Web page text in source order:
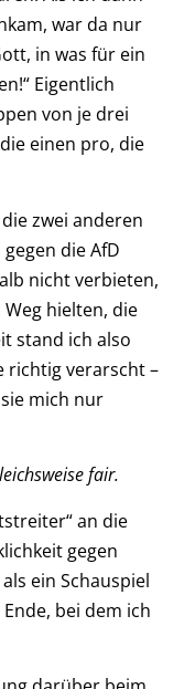
war da nur
in was für ein
Eigentlich
von je drei
einen pro, die
zwei anderen
die AfD
nicht verbieten,
hielten, die
stand ich also
richtig verarscht –
mich nur
fair.
an die
gegen
ein Schauspiel
bei dem ich